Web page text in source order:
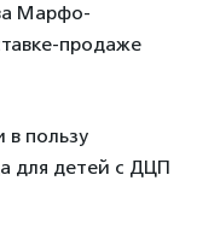
Марфо-
продаже
в пользу
для детей с ДЦП